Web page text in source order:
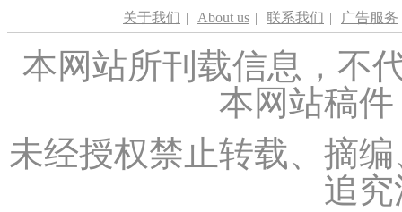
关于我们 | About us | 联系我们 | 广告服务
本网站所刊载信息，不
本网站稿
未经授权禁止转载、摘
追